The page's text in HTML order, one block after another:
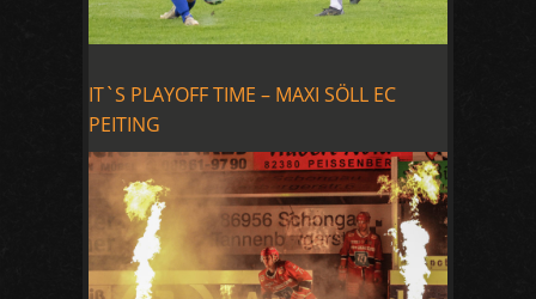
IT`S PLAYOFF TIME – MAXI SÖLL EC
PEITING